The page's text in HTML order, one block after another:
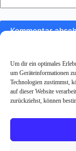
Um dir ein optimales
um Geräteinformationen
Technologien zustimmst,
auf dieser Website
zurückziehst, können
Kommentar
microsoft
microsoft 365